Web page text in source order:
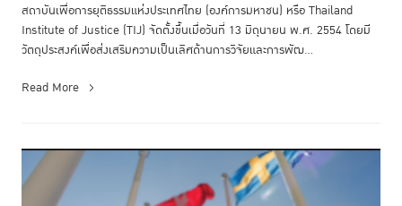
สถาบันเพื่อการยุติธรรมแห่งประเทศไทย (องค์การมหาชน) หรือ Thailand
Institute of Justice (TIJ) จัดตั้งขึ้นเมื่อวันที่ 13 มิถุนายน พ.ศ. 2554 โดยมี
วัตถุประสงค์เพื่อส่งเสริมความเป็นเลิศด้านการวิจัยและการพัฒ...
Read More